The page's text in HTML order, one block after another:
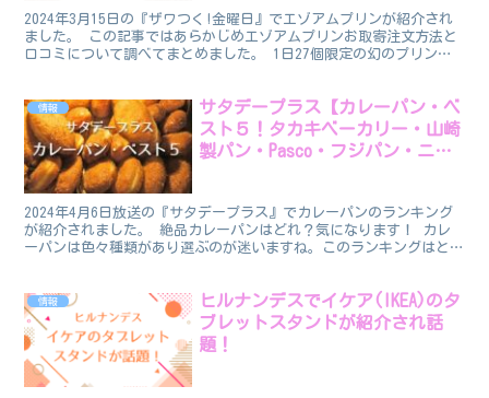
2024年3月15日の『ザワつく!金曜日』でエゾアムプリンが紹介され
ました。 この記事ではあらかじめエゾアムプリンお取寄注文方法と
口コミについて調べてまとめました。 1日27個限定の幻のプリンだ
情報
サタデープラス【カレーパン・ベ
スト５！タカキベーカリー・山崎
製パン・Pasco・フジパン・ニシ
2024年4月6日放送の『サタデープラス』でカレーパンのランキング
が紹介されました。 絶品カレーパンはどれ？気になります！ カレ
ーパンは色々種類があり選ぶのが迷いますね。このランキングはとて
情報
ヒルナンデスでイケア(IKEA)のタ
ブレットスタンドが紹介され話
題！